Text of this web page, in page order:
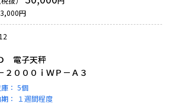
円
電子天秤
２０００ｉＷＰ－Ａ３
： 5個
：
１週間程度